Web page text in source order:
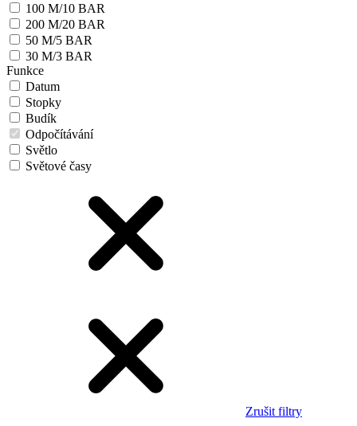
100 M/10 BAR
200 M/20 BAR
50 M/5 BAR
30 M/3 BAR
Funkce
Datum
Stopky
Budík
Odpočítávání
Světlo
Světové časy
Zrušit filtry